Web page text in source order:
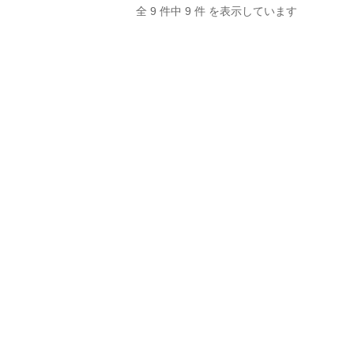
全 9 件中 9 件 を表示しています